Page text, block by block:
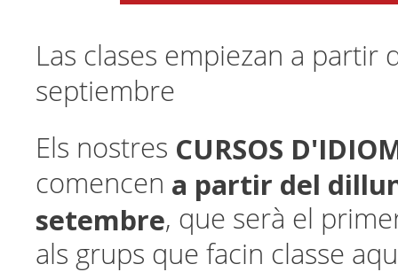
Las clases empiezan a partir
septiembre
Els nostres CURSOS
comencen a partir del
setembre, que serà el
als grups que facin classe